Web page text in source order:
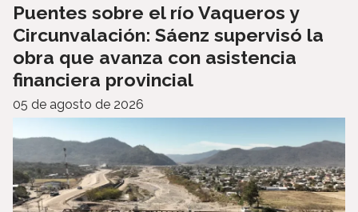
Puentes sobre el río Vaqueros y
Circunvalación: Sáenz supervisó la
obra que avanza con asistencia
financiera provincial
05 de agosto de 2026